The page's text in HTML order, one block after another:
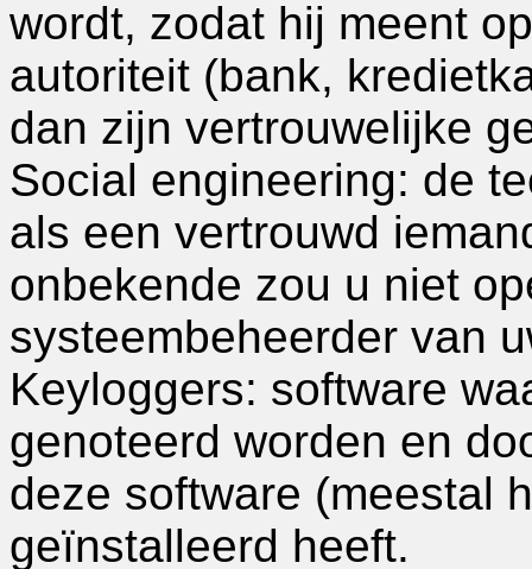
wordt, zodat hij meent
autoriteit (bank,
dan zijn vertrouwelijke
Social engineering: de
als een vertrouwd
onbekende zou u niet
systeembeheerder van
Keyloggers: software
genoteerd worden en
deze software (meestal
geïnstalleerd heeft.